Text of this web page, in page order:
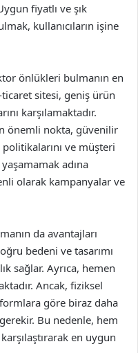
fiyatlı ve şık
kullanıcıların işine
önlükleri bulmanın en
sitesi, geniş ürün
karşılamaktadır.
önemli nokta, güvenilir
ve müşteri
adına
olarak kampanyalar ve
da avantajları
bedeni ve tasarımı
sağlar. Ayrıca, hemen
Ancak, fiziksel
göre biraz daha
Bu nedenle, hem
en uygun